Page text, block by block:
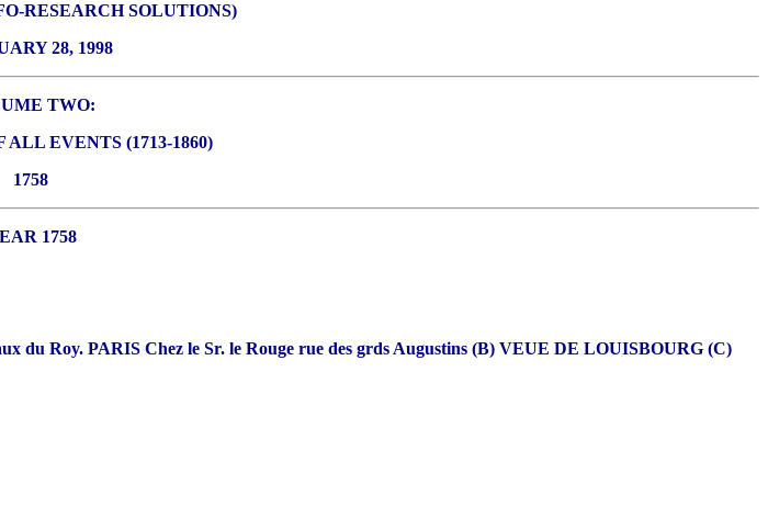
RESEARCH SOLUTIONS)
28, 1998
TWO:
ALL EVENTS (1713-1860)
1758
1758
Roy. PARIS Chez le Sr. le Rouge rue des grds Augustins (B) VEUE DE LOUISBOURG (C)